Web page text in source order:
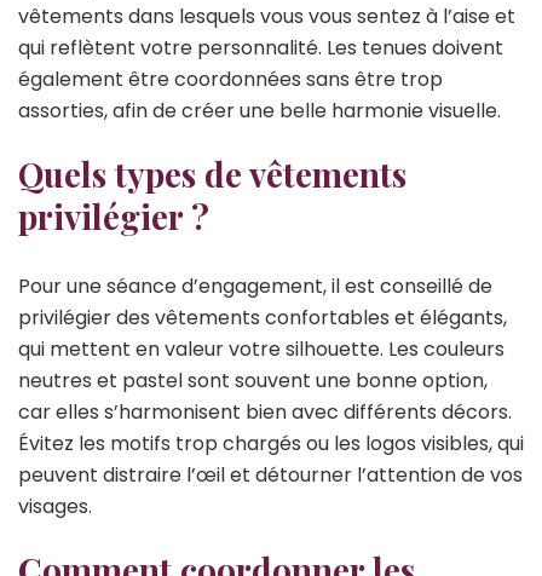
vêtements dans lesquels vous vous sentez à l’aise et
qui reflètent votre personnalité. Les tenues doivent
également être coordonnées sans être trop
assorties, afin de créer une belle harmonie visuelle.
Quels types de vêtements
privilégier ?
Pour une séance d’engagement, il est conseillé de
privilégier des vêtements confortables et élégants,
qui mettent en valeur votre silhouette. Les couleurs
neutres et pastel sont souvent une bonne option,
car elles s’harmonisent bien avec différents décors.
Évitez les motifs trop chargés ou les logos visibles, qui
peuvent distraire l’œil et détourner l’attention de vos
visages.